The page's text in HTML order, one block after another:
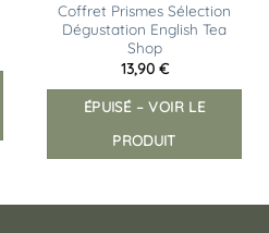
Coffret Prismes Sélection
Dégustation English Tea
Shop
13,90 €
ÉPUISÉ – VOIR LE
PRODUIT